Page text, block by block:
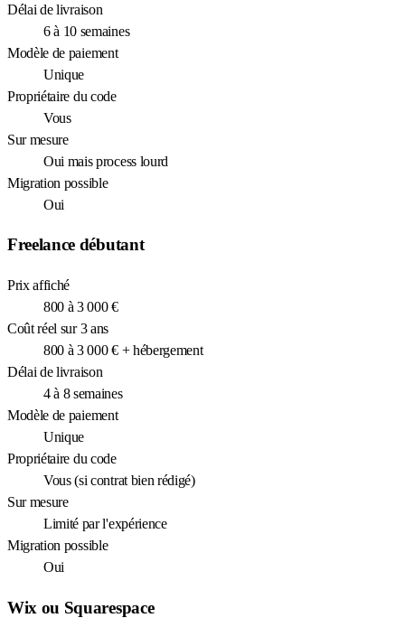
Délai de livraison
6 à 10 semaines
Modèle de paiement
Unique
Propriétaire du code
Vous
Sur mesure
Oui mais process lourd
Migration possible
Oui
Freelance débutant
Prix affiché
800 à 3 000 €
Coût réel sur 3 ans
800 à 3 000 € + hébergement
Délai de livraison
4 à 8 semaines
Modèle de paiement
Unique
Propriétaire du code
Vous (si contrat bien rédigé)
Sur mesure
Limité par l'expérience
Migration possible
Oui
Wix ou Squarespace